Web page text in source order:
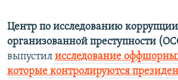
Центр по исследованию
организованной преступности
выпустил исследование
которые контролируются